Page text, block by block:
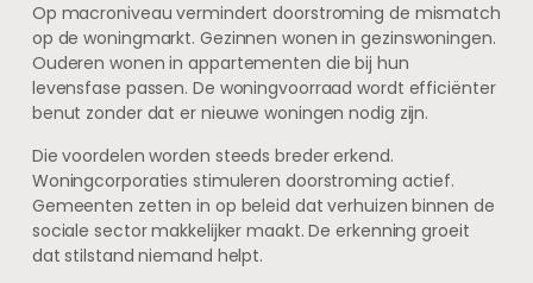
Op macroniveau vermindert doorstroming de mismatch
op de woningmarkt. Gezinnen wonen in gezinswoningen.
Ouderen wonen in appartementen die bij hun
levensfase passen. De woningvoorraad wordt efficiënter
benut zonder dat er nieuwe woningen nodig zijn.
Die voordelen worden steeds breder erkend.
Woningcorporaties stimuleren doorstroming actief.
Gemeenten zetten in op beleid dat verhuizen binnen de
sociale sector makkelijker maakt. De erkenning groeit
dat stilstand niemand helpt.